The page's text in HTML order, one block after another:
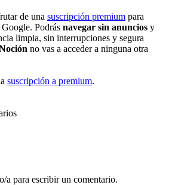
de una suscripción premium para
Podrás navegar sin anuncios y
limpia, sin interrupciones y segura
no vas a acceder a ninguna otra
suscripción a premium.
a para escribir un comentario.